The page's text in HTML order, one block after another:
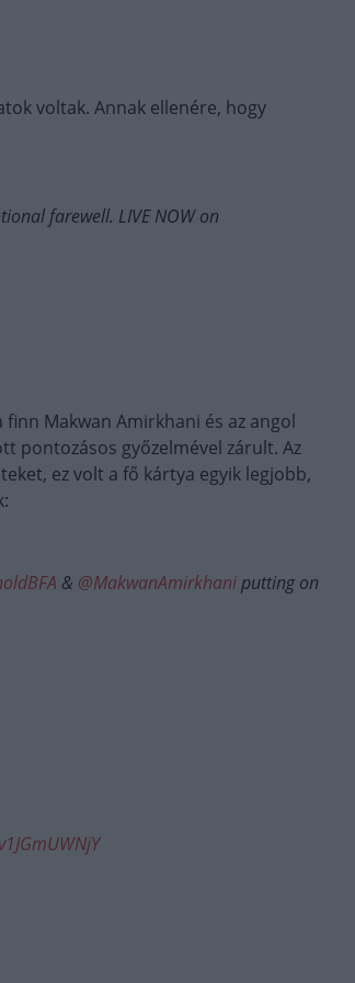
voltak. Annak ellenére, hogy
farewell. LIVE NOW on
Makwan Amirkhani és az angol
pontozásos győzelmével zárult. Az
ez volt a fő kártya egyik legjobb,
& @MakwanAmirkhaniputting on